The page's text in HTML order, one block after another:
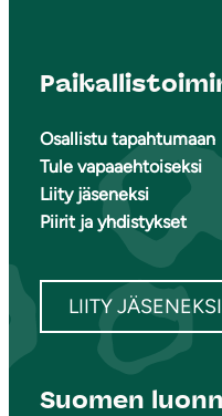
Osallistu tapahtumaan
Tule vapaaehtoiseksi
Liity jäseneksi
Piirit ja yhdistykset
LIITY JÄSENEKSI
Suomen